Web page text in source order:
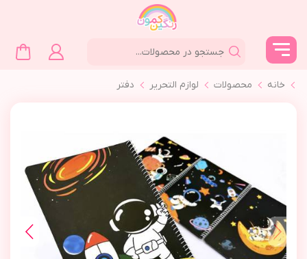
خانه محصولات لوازم التحرير دفتر